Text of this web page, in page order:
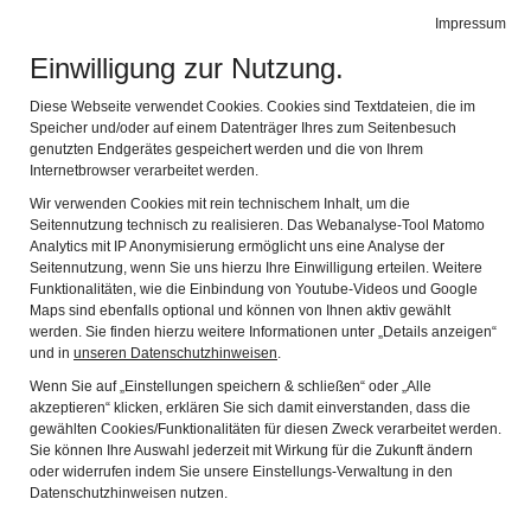
Impressum
Einwilligung zur Nutzung.
Diese Webseite verwendet Cookies. Cookies sind Textdateien, die im
Speicher und/oder auf einem Datenträger Ihres zum Seitenbesuch
genutzten Endgerätes gespeichert werden und die von Ihrem
Internetbrowser verarbeitet werden.
Wir verwenden Cookies mit rein technischem Inhalt, um die
Seitennutzung technisch zu realisieren. Das Webanalyse-Tool Matomo
Analytics mit IP Anonymisierung ermöglicht uns eine Analyse der
Seitennutzung, wenn Sie uns hierzu Ihre Einwilligung erteilen. Weitere
Funktionalitäten, wie die Einbindung von Youtube-Videos und Google
Maps sind ebenfalls optional und können von Ihnen aktiv gewählt
werden. Sie finden hierzu weitere Informationen unter „Details anzeigen“
und in unseren Datenschutzhinweisen.
Wenn Sie auf „Einstellungen speichern & schließen“ oder „Alle
akzeptieren“ klicken, erklären Sie sich damit einverstanden, dass die
gewählten Cookies/Funktionalitäten für diesen Zweck verarbeitet werden.
Sie können Ihre Auswahl jederzeit mit Wirkung für die Zukunft ändern
oder widerrufen indem Sie unsere Einstellungs-Verwaltung in den
Datenschutzhinweisen nutzen.
Barock Ballett: Gemälde von Johann
Heiss
Johann Heiss
Der Barockkünstler und Hofmaler Johann Heiss (1640-1704)
absolvierte seine Lehrjahre bei Johann Conrad Sichelbein und